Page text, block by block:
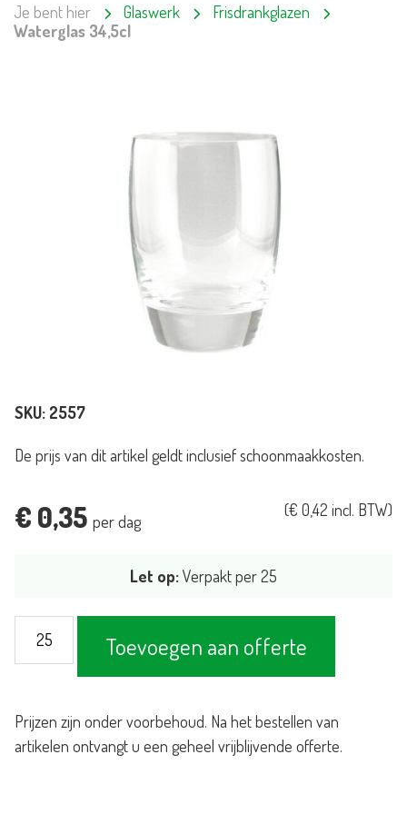
Je bent hier Glaswerk
Frisdrankglazen
Waterglas 34,5cl
SKU: 2557
De prijs van dit artikel geldt inclusief schoonmaakkosten.
€ 0,35 per dag
(€ 0,42 incl. BTW)
Let op:Verpakt per 25
34,5cl
Toevoegen aan offerte
Prijzen zijn onder voorbehoud. Na het bestellen van
artikelen ontvangt u een geheel vrijblijvende offerte.